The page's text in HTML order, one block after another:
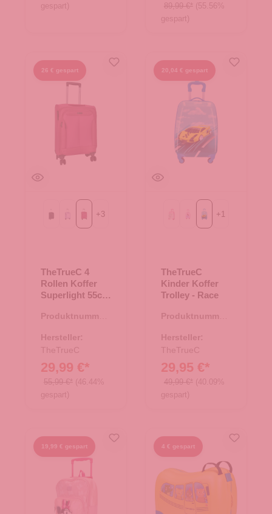
gespart)
89,99 €* (55.56%
gespart)
26 € gespart
BlackFliederberry
+3
TheTrueC 4
Rollen Koffer
Superlight 55cm
berry
Produktnummer:
Hersteller:
TheTrueC
29,99 €*
55,99 €* (46.44%
gespart)
20,04 € gespart
EinhornPrinzessin
Race
+ 1
TheTrueC
Kinder Koffer
Trolley - Race
Produktnummer:
Hersteller:
TheTrueC
29,95 €*
49,99 €* (40.09%
gespart)
19,99 € gespart 4 € gespart